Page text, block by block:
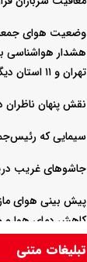
هشدار هواشناسی
تهران و ۱۱ استان دیگر صادر شد
نقش پنهان
سیمایی که
جاشوهای غریب
کاهش دمای هوا و
یک فوتی و سه
تبلیغات متنی